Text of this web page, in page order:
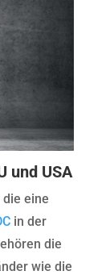
und USA
eine
in der
die
wie die